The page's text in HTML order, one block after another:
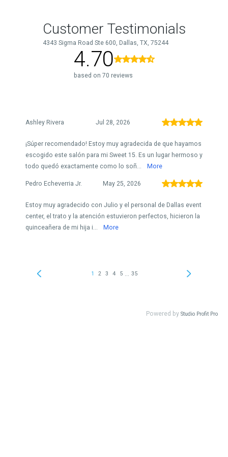
Customer Testimonials
4343 Sigma Road Ste 600, Dallas, TX, 75244
4.70
based on 70 reviews
Ashley Rivera Jul 28, 2026
¡Súper recomendado! Estoy muy agradecida de que hayamos
escogido este salón para mi Sweet 15. Es un lugar hermoso y
todo quedó exactamente como lo soñ...
More
Pedro Echeverria Jr. May 25, 2026
Estoy muy agradecido con Julio y el personal de Dallas event
center, el trato y la atención estuvieron perfectos, hicieron la
quinceañera de mi hija i...
More
1 2 3 4 5 35
Powered by Studio Profit Pro